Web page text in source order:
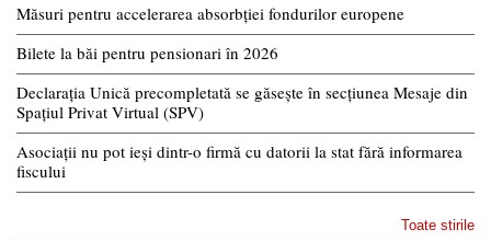
Măsuri pentru accelerarea absorbției fondurilor europene
Bilete la băi pentru pensionari în 2026
Declarația Unică precompletată se găsește în secțiunea Mesaje din
Spațiul Privat Virtual (SPV)
Asociații nu pot ieși dintr-o firmă cu datorii la stat fără informarea
fiscului
Toate stirile